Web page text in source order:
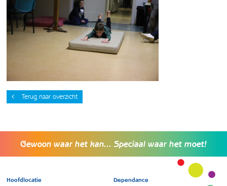
Terug naar overzicht
Gewoon waar het kan... Speciaal waar het moet!
Hoofdlocatie Dependance